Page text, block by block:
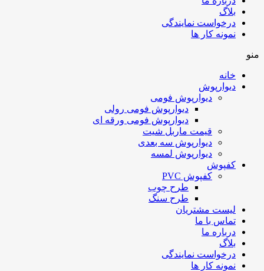
بلاگ
درخواست نمایندگی
نمونه کار ها
منو
خانه
دیوارپوش
دیوارپوش فومی
دیوارپوش فومی رولی
دیوارپوش فومی ورقه ای
قیمت ماربل شیت
دیوارپوش سه بعدی
دیوارپوش لمسه
کفپوش
کفپوش PVC
طرح چوب
طرح سنگ
لیست مشتریان
تماس با ما
درباره ما
بلاگ
درخواست نمایندگی
نمونه کار ها